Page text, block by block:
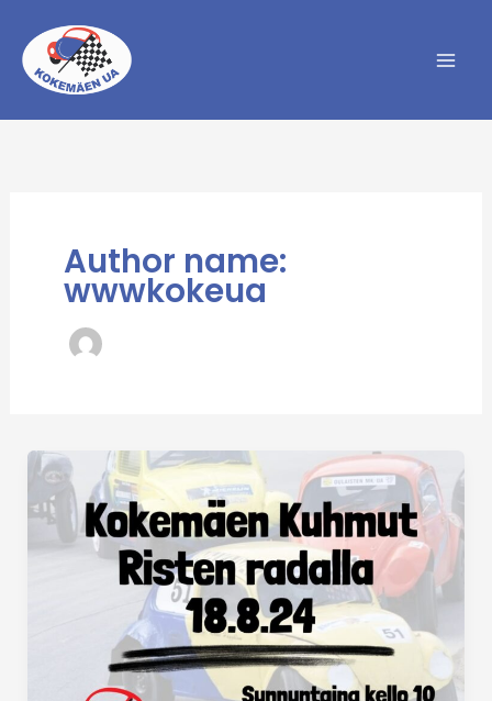
sisältöön
Author name:
wwwkokeua